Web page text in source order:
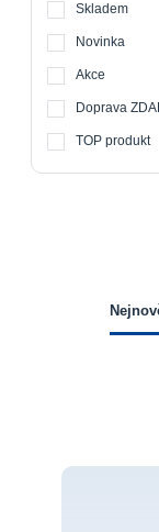
Skladem
Novinka
Akce
Doprava
TOP produkt